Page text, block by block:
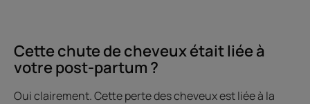
Cette chute de cheveux était liée à
votre post-partum ?
Oui clairement. Cette perte des cheveux est liée à la